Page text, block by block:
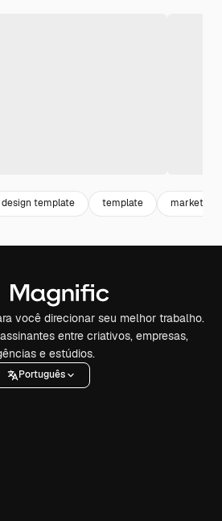
design template template marketing
você direcionar seu melhor trabalho.
entre criativos, empresas,
e estúdios.
Português